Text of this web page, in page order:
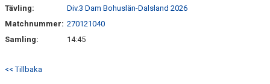
KLUBBSHOP
MEDLEM
Tävling:
Div.3 Dam Bohuslän-Dalsland 2026
Matchnummer: 270121040
Samling:
14:45
<< Tillbaka